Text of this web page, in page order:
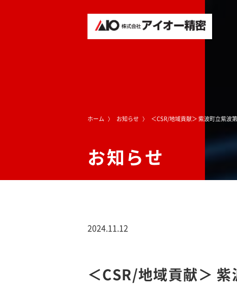
ホーム お知らせ ＜CSR/地域貢献＞ 紫波町立紫波
お知らせ
2024.11.12
＜CSR/地域貢献＞